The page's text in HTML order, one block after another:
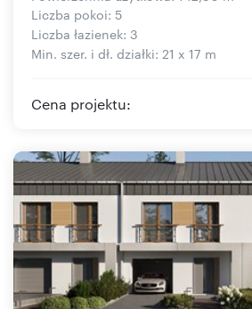
Liczba pokoi: 5
Liczba łazienek: 3
Min. szer. i dł. działki: 21 x 17 m
Cena projektu: